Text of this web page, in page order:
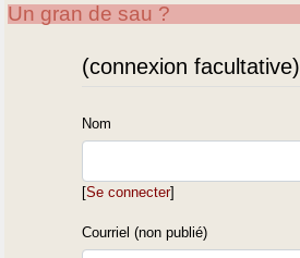
Un gran de sau ?
(connexion facultative)
Nom
[Se connecter]
Courriel (non publié)